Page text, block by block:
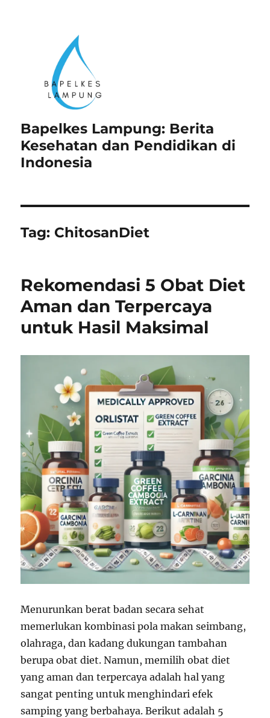
Bapelkes Lampung: Berita
Kesehatan dan Pendidikan di
Indonesia
Tag: ChitosanDiet
Rekomendasi 5 Obat Diet
Aman dan Terpercaya
untuk Hasil Maksimal
Menurunkan berat badan secara sehat
memerlukan kombinasi pola makan seimbang,
olahraga, dan kadang dukungan tambahan
berupa obat diet. Namun, memilih obat diet
yang aman dan terpercaya adalah hal yang
sangat penting untuk menghindari efek
samping yang berbahaya. Berikut adalah 5